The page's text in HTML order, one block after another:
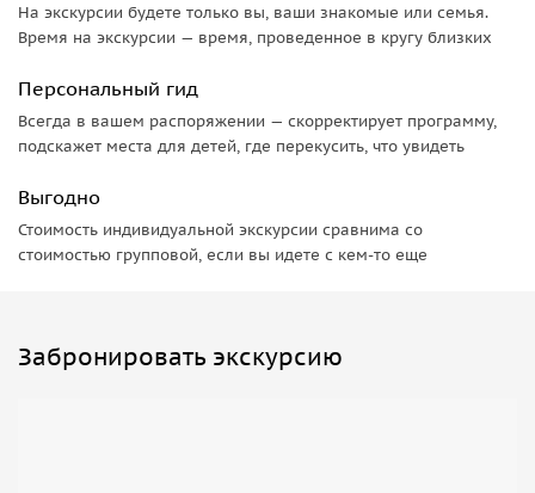
• Прогулка вдоль Иссык-Куля
• Горячие источники или теплоход (по желанию)
На экскурсии будете только вы, ваши знакомые или семья.
Время на экскурсии — время, проведенное в кругу близких
Персональный гид
Всегда в вашем распоряжении — скорректирует программу,
подскажет места для детей, где перекусить, что увидеть
Выгодно
Стоимость индивидуальной экскурсии сравнима со
стоимостью групповой, если вы идете с кем-то еще
Забронировать экскурсию